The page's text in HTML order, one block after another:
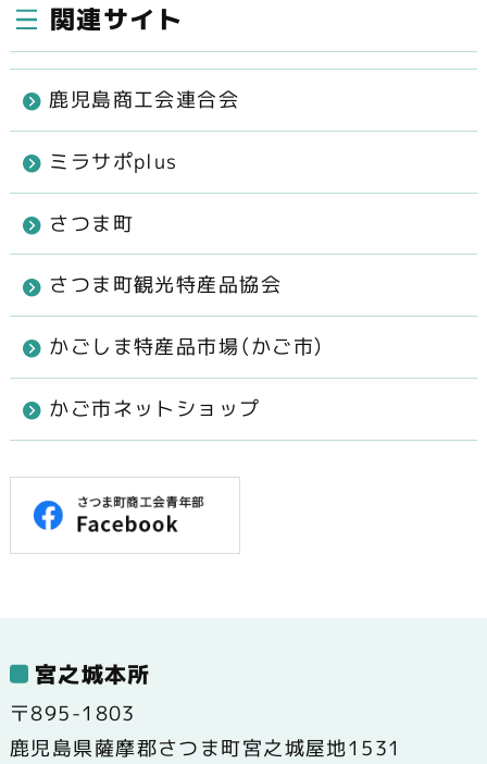
関連サイト
鹿児島商工会連合会
ミラサポplus
さつま町
さつま町観光特産品協会
かごしま特産品市場（かご市）
かご市ネットショップ
宮之城本所
〒895-1803
鹿児島県薩摩郡さつま町宮之城屋地1531